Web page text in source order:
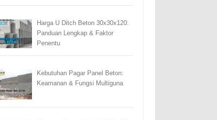
Harga U Ditch Beton 30x30x120:
Panduan Lengkap & Faktor
Penentu
Kebutuhan Pagar Panel Beton:
Keamanan & Fungsi Multiguna